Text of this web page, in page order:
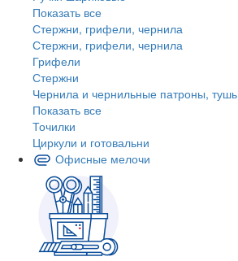
Показать все
Стержни, грифели, чернила
Стержни, грифели, чернила
Грифели
Стержни
Чернила и чернильные патроны, тушь
Показать все
Точилки
Циркули и готовальни
Офисные мелочи